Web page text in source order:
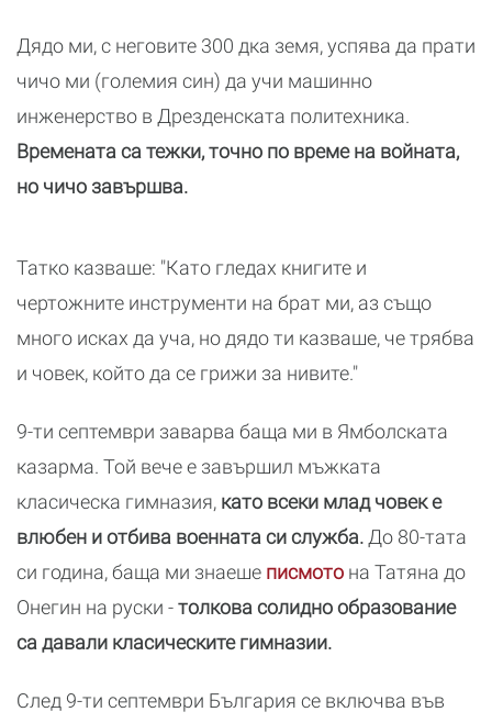
Дядо ми, с неговите 300 дка земя, успява да прати
чичо ми (големия син) да учи машинно
инженерство в Дрезденската политехника.
Времената са тежки, точно по време на войната,
но чичо завършва.
Татко казваше: "Като гледах книгите и
чертожните инструменти на брат ми, аз също
много исках да уча, но дядо ти казваше, че трябва
и човек, който да се грижи за нивите."
9-ти септември заварва баща ми в Ямболската
казарма. Той вече е завършил мъжката
класическа гимназия, като всеки млад човек е
влюбен и отбива военната си служба. До 80-тата
си година, баща ми знаеше писмото на Татяна до
Онегин на руски -толкова солидно образование
са давали класическите гимназии.
След 9-ти септември България се включва във